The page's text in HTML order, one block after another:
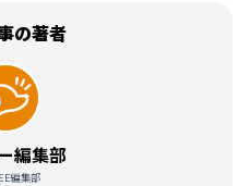
の著者
編集部
編集部